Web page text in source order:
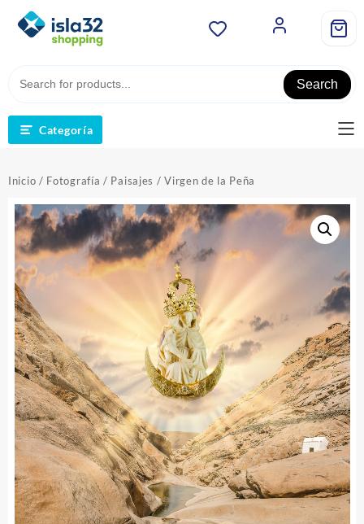
contenido
Search
Categoría
Inicio / Fotografía / Paisajes / Virgen de la Peña